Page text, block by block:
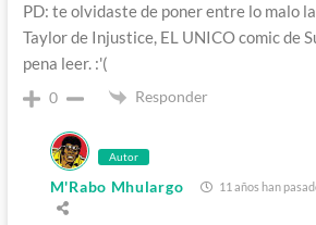
PD: te olvidaste de poner entre lo malo
Taylor de Injustice, EL UNICO comic de
pena leer. :'(
0 Responder
Autor
M'Rabo Mhulargo 11 años han